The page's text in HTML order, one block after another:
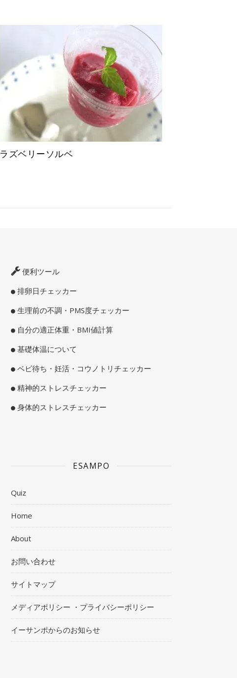
ラズベリーソルベ
便利ツール
排卵日チェッカー
生理前の不調・PMS度チェッカー
自分の適正体重・BMI値計算
基礎体温について
ベビ待ち・妊活・コウノトリチェッカー
精神的ストレスチェッカー
身体的ストレスチェッカー
ESAMPO
Quiz
Home
About
お問い合わせ
サイトマップ
メディアポリシー ・プライバシーポリシー
イーサンポからのお知らせ